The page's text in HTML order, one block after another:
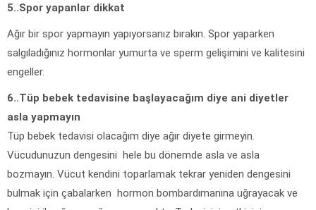
5..Spor yapanlar dikkat
Ağır bir spor yapmayın yapıyorsanız bırakın. Spor yaparken
salgıladığınız hormonlar yumurta ve sperm gelişimini ve kalitesini
engeller.
6..Tüp bebek tedavisine başlayacağım diye ani diyetler
asla yapmayın
Tüp bebek tedavisi olacağım diye ağır diyete girmeyin.
Vücudunuzun dengesini hele bu dönemde asla ve asla
bozmayın. Vücut kendini toparlamak tekrar yeniden dengesini
bulmak için çabalarken hormon bombardımanına uğrayacak ve